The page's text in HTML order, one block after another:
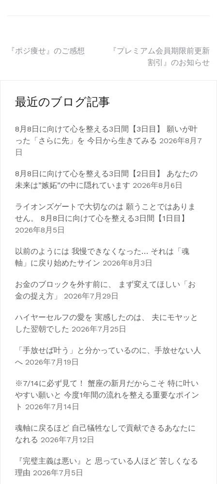
投
ビ
ゲ
ー
ョ
ン
『ポジ痩せ』のご感想
『プレミアム会員期限前更新
割引』のお知らせ
最近のブログ記事
8月8日に向けて心を整える3日間【3日目】 願いが叶
った「さらに先」を 今日から生きてみる 2026年8月7
日
8月8日に向けて心を整える3日間【2日目】 あなたの
未来は”嫉妬”の中に隠れています 2026年8月6日
ライオンズゲートで大切なのは 願うことではありま
せん。 8月8日に向けて心を整える3日間【1日目】
2026年8月5日
以前のようには 我慢できなくなった… それは「魂
軸」に戻り始めたサイン 2026年8月3日
お金のブロックを外す前に、 まず変えてほしい「お
金の捉え方」
2026年7月29日
ハイヤーセルフの愛を 実感したのは、 夫にモヤッと
した翌朝でした 2026年7月25日
「手放せば叶う」と分かっているのに、手放せない人
へ 2026年7月19日
※7/14に必ず見て！ 蟹座の新月だからこそ 特に叶い
やすい願いと 今度1年間の流れを整える重要なポイン
ト 2026年7月14日
魂軸に戻るほど 自己犠牲なしで貢献できるあなたに
なれる 2026年7月12日
『完璧主義は悪い』と 思っている人ほど 苦しくなる
理由 2026年7月5日